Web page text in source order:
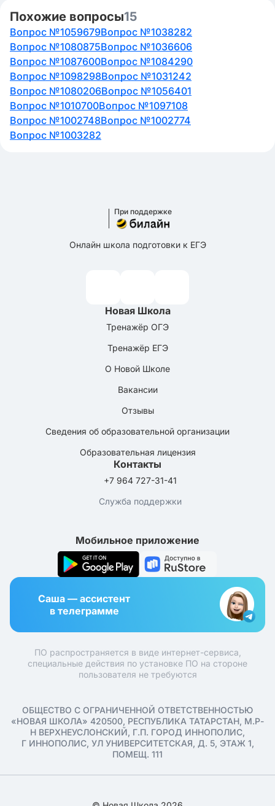
Похожие вопросы15
Вопрос №1059679Вопрос №1038282
Вопрос №1080875Вопрос №1036606
Вопрос №1087600Вопрос №1084290
Вопрос №1098298Вопрос №1031242
Вопрос №1080206Вопрос №1056401
Вопрос №1010700Вопрос №1097108
Вопрос №1002748Вопрос №1002774
Вопрос №1003282
При поддержке
Онлайн школа подготовки к ЕГЭ
Новая Школа
Тренажёр ОГЭ
Тренажёр ЕГЭ
О Новой Школе
Вакансии
Отзывы
Сведения об образовательной организации
Образовательная лицензия
Контакты
+7 964 727-31-41
Служба поддержки
Мобильное приложение
Саша — ассистент
в телеграмме
ПО распространяется в виде интернет-сервиса,
специальные действия по установке ПО на стороне
пользователя не требуются
ОБЩЕСТВО С ОГРАНИЧЕННОЙ ОТВЕТСТВЕННОСТЬЮ
«НОВАЯ ШКОЛА» 420500, РЕСПУБЛИКА ТАТАРСТАН, М.Р-
Н ВЕРХНЕУСЛОНСКИЙ, Г.П. ГОРОД ИННОПОЛИС,
Г ИННОПОЛИС, УЛ УНИВЕРСИТЕТСКАЯ, Д. 5, ЭТАЖ 1,
ПОМЕЩ. 111